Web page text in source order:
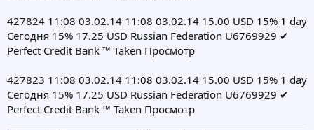
427824 11:08 03.02.14 11:08 03.02.14 15.00 USD 15% 1 day
Сегодня 15% 17.25 USD Russian Federation U6769929 ✔
Perfect Credit Bank ™ Taken Просмотр
427823 11:08 03.02.14 11:08 03.02.14 15.00 USD 15% 1 day
Сегодня 15% 17.25 USD Russian Federation U6769929 ✔
Perfect Credit Bank ™ Taken Просмотр